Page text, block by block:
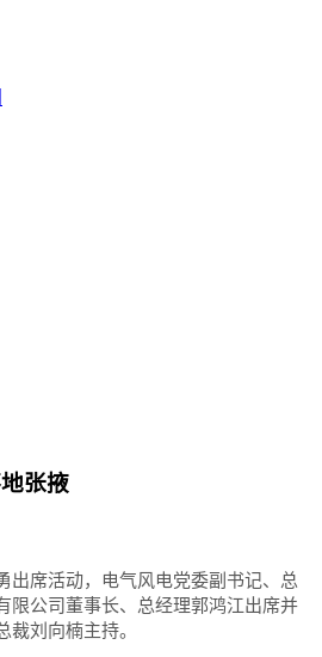
张掖
出席活动，电气风电党委副书记、总
限公司董事长、总经理郭鸿江出席并
裁刘向楠主持。